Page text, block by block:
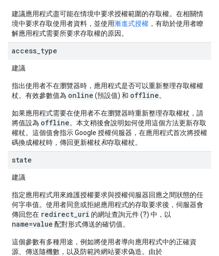
建議應用程式盡可能在情境中要求授權範圍的存取權。在相關情
境中要求存取使用者資料，並使用漸進式授權 ，有助於使用者瞭
解應用程式需要所要求存取權的原因。
access type
建議
指出使用者不在瀏覽器時，應用程式是否可以重新整理存取權權
杖。有效參數值為 online (預設值) 和 offline。
如果應用程式需要在使用者不在瀏覽器時重新整理存取權杖，請
將值設為 offline。本文稍後會說明如何使用這個方法更新存取
權杖。這個值會指示 Google 授權伺服器，在應用程式首次將授權
碼換成權杖時，傳回更新權杖和存取權杖。
state
建議
指定應用程式用來維護授權要求與授權伺服器回應之間狀態的任
何字串值。使用者同意或拒絕應用程式的存取要求後，伺服器會
傳回您在 redirect_uri 的網址查詢元件 (?) 中，以
name=value 配對形式傳送的確切值。
這個參數有多種用途，例如將使用者導向應用程式中的正確資
源、傳送隨機數，以及防範跨網站要求偽造。由於